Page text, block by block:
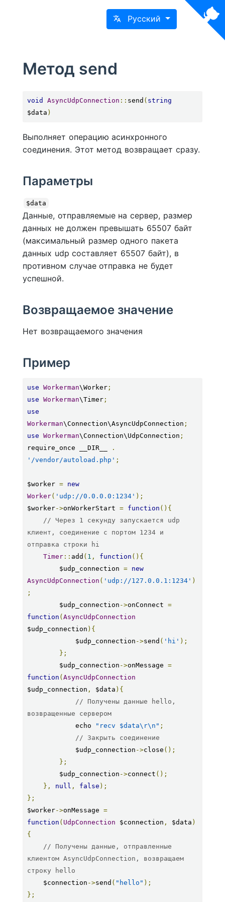
Русский
Метод send
void AsyncUdpConnection :: send ( string
$data )
Выполняет операцию асинхронного
соединения. Этот метод возвращает сразу.
Параметры
$data
Данные, отправляемые на сервер, размер
данных не должен превышать 65507 байт
(максимальный размер одного пакета
данных udp составляет 65507 байт), в
противном случае отправка не будет
успешной.
Возвращаемое значение
Нет возвращаемого значения
Пример
use Workerman\Worker;
use Workerman\Timer;
use
Workerman\Connection\AsyncUdpConnection ;
use Workerman\Connection\UdpConnection ;
require_once __DIR__
.
'/vendor/autoload.php' ;
$worker =
new
Worker( 'udp://0.0.0.0:1234' );
$worker->onWorkerStart = function (){
// Через 1 секунду запускается udp
клиент, соединение с портом 1234 и
отправка строки hi
Timer:: add ( 1 , function (){
        $udp_connection
=
new
AsyncUdpConnection ( 'udp://127.0.0.1:1234' )
;
        $udp_connection
->onConnect =
function ( AsyncUdpConnection
$udp_connection ){
            $udp_connection
->send ( 'hi' );
};
        $udp_connection
->onMessage =
function ( AsyncUdpConnection
$udp_connection , $data ){
// Получены данные hello,
возвращенные сервером
            echo
"recv $data\r\n" ;
// Закрыть соединение
            $udp_connection
->close ();
};
        $udp_connection
->connect ();
},
null , false );
};
$worker->onMessage =
function ( UdpConnection $connection , $data )
{
// Получены данные, отправленные
клиентом AsyncUdpConnection, возвращаем
строку hello
    $connection
->send ( "hello" );
};